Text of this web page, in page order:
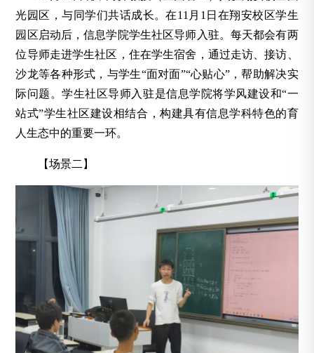
光园区，与同学们共话成长。在11月1日在翔安校区学生
园区启动后，信息学院学生社区导师入驻。每天都会有两
位导师走进学生社区，住在学生宿舍，通过走访、接访、
沙龙等各种形式，与学生“面对面”“心贴心”，帮助解决实
际问题。学生社区导师入驻是信息学院将学风建设和“一
站式”学生社区建设相结合，构建具有信息学科特色的育
人生态中的重要一环。
【场景二】